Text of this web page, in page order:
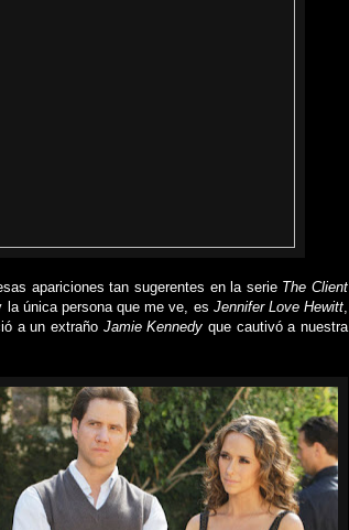
apariciones tan sugerentes en la serie The Client
la única persona que me ve, es Jennifer Love Hewitt
a un extraño Jamie Kennedyque cautivó a nuestra